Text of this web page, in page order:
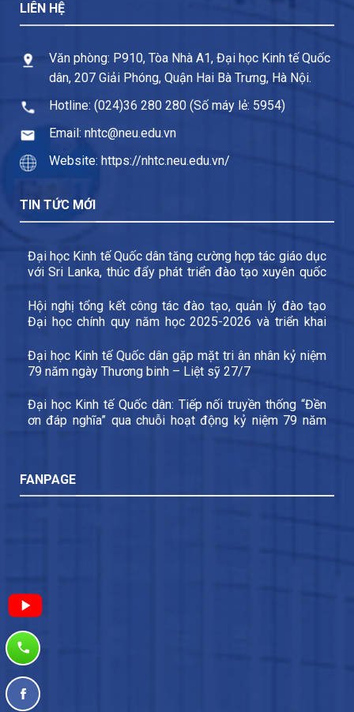
LIÊN HỆ
Văn phòng: P910, Tòa Nhà A1, Đại học Kinh tế Quốc
dân, 207 Giải Phóng, Quận Hai Bà Trưng, Hà Nội.
Hotline: (024)36 280 280 (Số máy lẻ: 5954)
Email: nhtc@neu.edu.vn
Website: https://nhtc.neu.edu.vn/
TIN TỨC MỚI
Đại học Kinh tế Quốc dân tăng cường hợp tác giáo dục
với Sri Lanka, thúc đẩy phát triển đào tạo xuyên quốc
Hội nghị tổng kết công tác đào tạo, quản lý đào tạo
Đại học chính quy năm học 2025-2026 và triển khai
Đại học Kinh tế Quốc dân gặp mặt tri ân nhân kỷ niệm
79 năm ngày Thương binh – Liệt sỹ 27/7
Đại học Kinh tế Quốc dân: Tiếp nối truyền thống “Đền
ơn đáp nghĩa” qua chuỗi hoạt động kỷ niệm 79 năm
FANPAGE